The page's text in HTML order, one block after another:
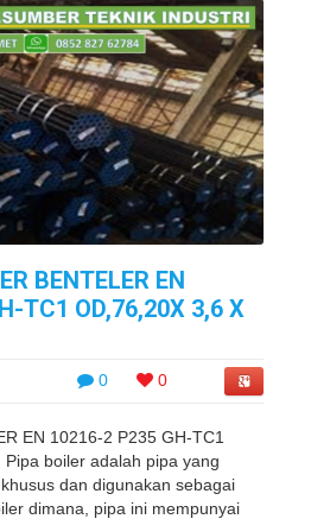
BENTELER EN
TC1 OD,76,20X 3,6 X
0 0
EN 10216-2 P235 GH-TC1
boiler adalah pipa yang
dan digunakan sebagai
dimana, pipa ini mempunyai